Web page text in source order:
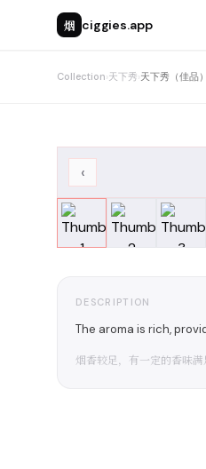
烟 ciggies.app
Collection›天下秀›天下秀（佳品）
‹
DESCRIPTION
The aroma is rich,
烟香较足，有一定的香味满